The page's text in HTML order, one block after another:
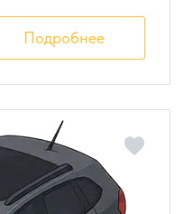
Подробнее